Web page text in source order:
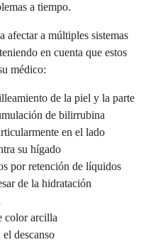
a tiempo.
afectar a múltiples sistemas
en cuenta que estos
médico:
de la piel y la parte
de bilirrubina
en el lado
su hígado
por retención de líquidos
de la hidratación
color arcilla
descanso